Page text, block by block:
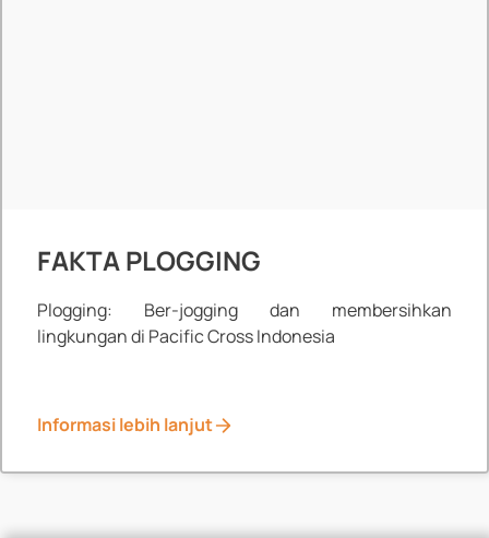
FAKTA PLOGGING
Plogging: Ber-jogging dan membersihkan
lingkungan di Pacific Cross Indonesia
Informasi lebih lanjut